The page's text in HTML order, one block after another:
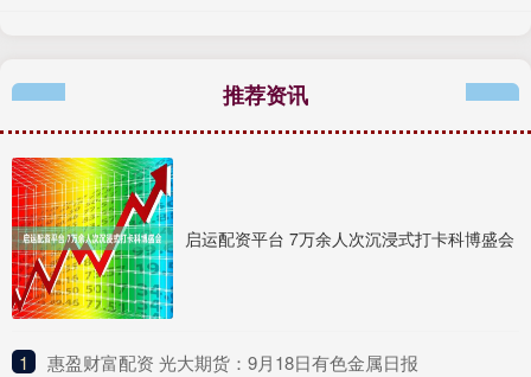
推荐资讯
启运配资平台 7万余人次沉浸式打卡科博盛会
1 ​惠盈财富配资 光大期货：9月18日有色金属日报